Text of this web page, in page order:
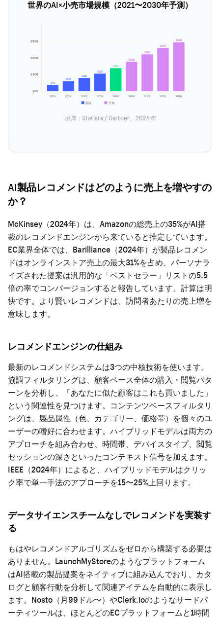
世界のAI×小売市場規模（2021〜2030年予測）
$0B
$30B
$60B
$90B
$7B
$12B
$16B
$22B
$31B
$42B
$55B
$67B
$85B
2021 2022 2023 2024 2025 2026 2027 2028 2030
実績 予測
出典：Statista / Gartner、2025年
AI製品レコメンドはどのように売上を増やすの
か？
McKinsey（2024年）は、Amazonの総売上の35%がAI搭
載のレコメンドエンジンから来ていると推定しています。
EC業界全体では、Barilliance（2024年）が製品レコメン
ドはオンラインストア売上の最大31%を占め、パーソナラ
イズされた提案は汎用的な「ベストセラー」リストの5.5
倍の率でコンバージョンすると報告しています。計算は明
快です。より賢いレコメンドは、訪問者あたりの売上増を
意味します。
レコメンドエンジンの仕組み
最新のレコメンドシステムは3つの中核技術を使います。
協調フィルタリングは、顧客ベース全体の購入・閲覧パタ
ーンを分析し、「あなたに似た顧客はこれも買いました」
という関連性を見つけます。コンテンツベースフィルタリ
ングは、製品属性（色、カテゴリー、価格帯）を個々のユ
ーザーの嗜好に合わせます。ハイブリッドモデルは両方の
アプローチを組み合わせ、時間帯、デバイスタイプ、閲覧
セッションの深さといったコンテキスト信号を加えます。
IEEE（2024年）によると、ハイブリッドモデルはクリッ
ク率で単一手法のアプローチを15〜25%上回ります。
データサイエンスチームなしでレコメンドを実装す
る
もはやレコメンドアルゴリズムをゼロから構築する必要は
ありません。LaunchMyStoreのようなプラットフォーム
はAI搭載の製品提案をネイティブに組み込んでおり、カタ
ログと顧客行動を分析して関連アイテムを自動的に表示し
ます。Nosto（月99ドル〜）やClerk.ioのようなサードパ
ーティツールは、ほとんどのECプラットフォームと1時間